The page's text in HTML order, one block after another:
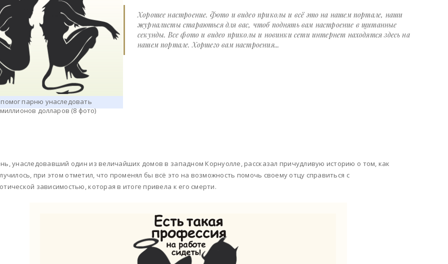
Хорошее настроение. Фото и видео приколы и всё это на нашем портале, наши
журналисты стараються для вас, чтоб поднять вам настроение в щитанные
секунды. Все фото и видео приколы и новинки сети интернет находятся здесь на
нашем портале. Хоршего вам настроения...
унаследовавший один из величайших домов в западном Корнуолле, рассказал причудливую историю о том, как
при этом отметил, что променял бы всё это на возможность помочь своему отцу справиться с
зависимостью, которая в итоге привела к его смерти.